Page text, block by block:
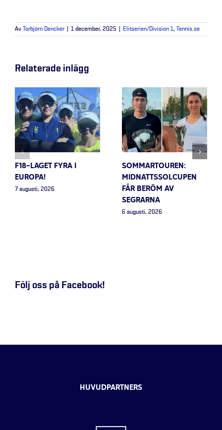
Av Torbjörn Dencker 1 december, 2025 Elitserien/Division 1, Tennis.se
Relaterade inlägg
F18-LAGET FYRA I
EUROPA!
7 augusti, 2026
SOMMARTOUREN:
MIDNATTSSOLCUPEN
FÅR BERÖM AV
SEGRARNA
6 augusti, 2026
Följ oss på Facebook!
HUVUDPARTNERS